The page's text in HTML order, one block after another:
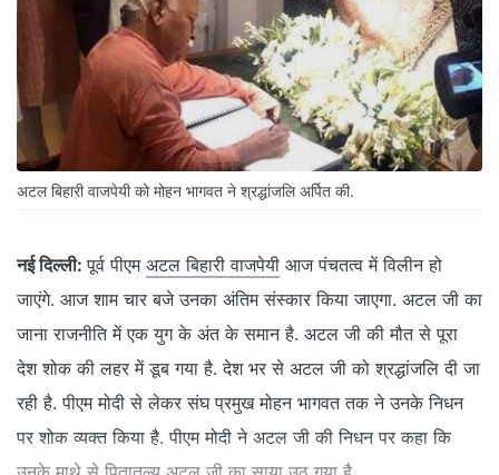
अटल बिहारी वाजपेयी को मोहन भागवत ने श्रद्धांजलि अर्पित की.
नई दिल्ली: पूर्व पीएम अटल बिहारी वाजपेयी आज पंचतत्व में विलीन हो
जाएंगे. आज शाम चार बजे उनका अंतिम संस्कार किया जाएगा. अटल जी का
जाना राजनीति में एक युग के अंत के समान है. अटल जी की मौत से पूरा
देश शोक की लहर में डूब गया है. देश भर से अटल जी को श्रद्धांजलि दी जा
रही है. पीएम मोदी से लेकर संघ प्रमुख मोहन भागवत तक ने उनके निधन
पर शोक व्यक्त किया है. पीएम मोदी ने अटल जी की निधन पर कहा कि